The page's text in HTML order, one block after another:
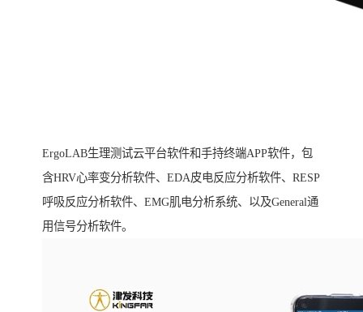
ErgoLAB生理测试云平台软件和手持终端APP软件，包
含HRV心率变分析软件、EDA皮电反应分析软件、RESP
呼吸反应分析软件、EMG肌电分析系统、以及General通
用信号分析软件。